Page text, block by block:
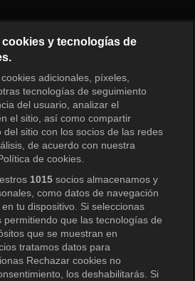
Iniciar sesión
cookies y tecnologías de
adicionales, píxeles,
tecnologías de seguimiento
del usuario, analizar el
el sitio, así como compartir
sitio con los socios de las redes
de acuerdo con nuestra
de cookies.
1015 socios almacenamos y
como datos de navegación
tu dispositivo. Si seleccionas
permitiendo que las tecnologías de
que se muestran en
tratamos datos para
Rechazar cookies no
los deshabilitarás. Si